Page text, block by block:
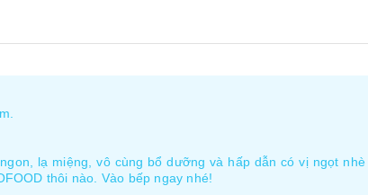
lạ miệng, vô cùng bổ dưỡng và hấp dẫn có vị ngọt
thôi nào. Vào bếp ngay nhé!